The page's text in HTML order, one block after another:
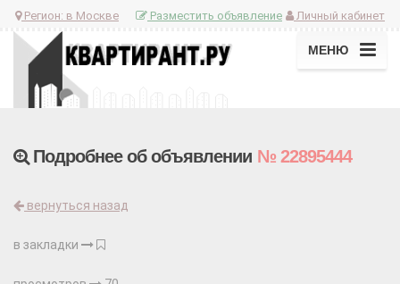
Регион: в Москве Личный кабинет
Разместить объявление
МЕНЮ
Подробнее об объявлении № 22895444
вернуться назад
в закладки